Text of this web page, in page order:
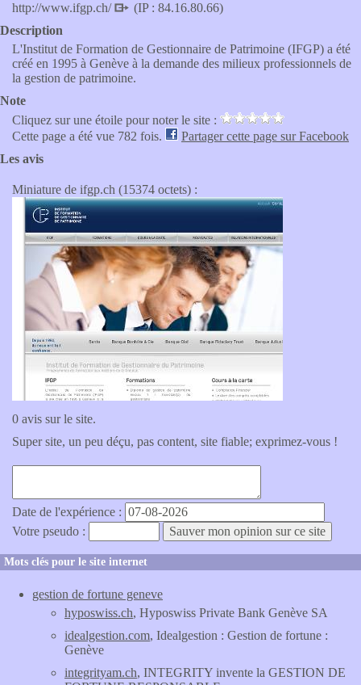
http://www.ifgp.ch/
(IP : 84.16.80.66)
Description
L'Institut de Formation de Gestionnaire de Patrimoine (IFGP) a été
créé en 1995 à Genève à la demande des milieux professionnels de
la gestion de patrimoine.
Note
Cliquez sur une étoile pour noter le site :
Cette page a été vue 782 fois.
Partager cette page sur Facebook
Les avis
Miniature de ifgp.ch (15374 octets) :
0 avis sur le site.
Super site, un peu déçu, pas content, site fiable; exprimez-vous !
Date de l'expérience :
Votre pseudo :
Mots clés pour le site internet
gestion de fortune geneve
hyposwiss.ch, Hyposwiss Private Bank Genève SA
idealgestion.com, Idealgestion : Gestion de fortune :
Genève
integrityam.ch, INTEGRITY invente la GESTION DE